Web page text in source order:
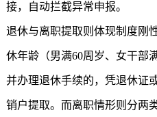
接，自动拦截异常申报。
退休与离职提取则体现制度刚
休年龄（男满60周岁、女干部
并办理退休手续的，凭退休证
销户提取。而离职情形则分两